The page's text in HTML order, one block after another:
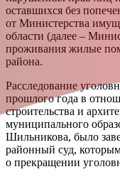
оставшихся без
от Министерства
области (далее –
проживания жилые
района.
Расследование
прошлого года в
строительства и
муниципального
Шильникова, было
районный суд,
о прекращении